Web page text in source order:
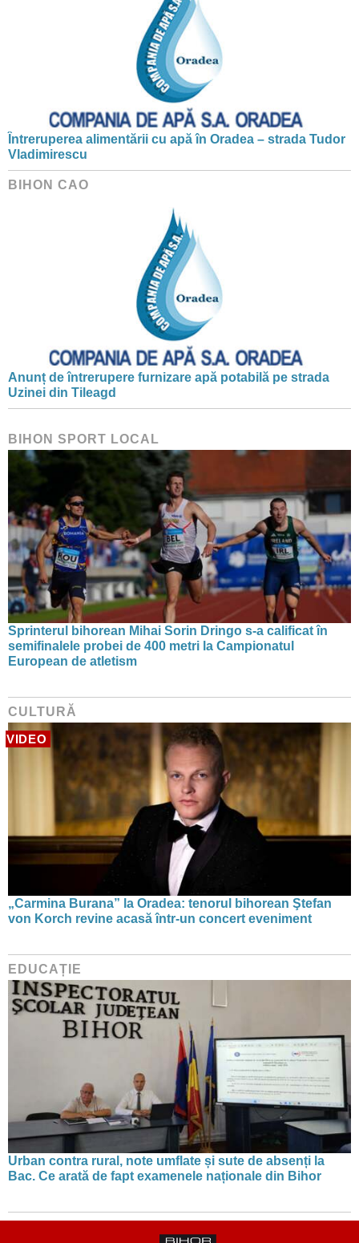
Întreruperea alimentării cu apă în Oradea – strada Tudor
Vladimirescu
BIHON CAO
Anunț de întrerupere furnizare apă potabilă pe strada
Uzinei din Tileagd
BIHON SPORT LOCAL
Sprinterul bihorean Mihai Sorin Dringo s-a calificat în
semifinalele probei de 400 metri la Campionatul
European de atletism
CULTURĂ
VIDEO
„Carmina Burana” la Oradea: tenorul bihorean Ştefan
von Korch revine acasă într-un concert eveniment
EDUCAȚIE
Urban contra rural, note umflate și sute de absenți la
Bac. Ce arată de fapt examenele naționale din Bihor